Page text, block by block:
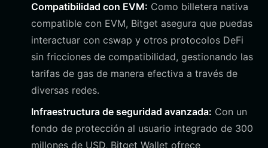
Compatibilidad con EVM: Como billetera nativa
compatible con EVM, Bitget asegura que puedas
interactuar con cswap y otros protocolos DeFi
sin fricciones de compatibilidad, gestionando las
tarifas de gas de manera efectiva a través de
diversas redes.
Infraestructura de seguridad avanzada: Con un
fondo de protección al usuario integrado de 300
millones de USD, Bitget Wallet ofrece